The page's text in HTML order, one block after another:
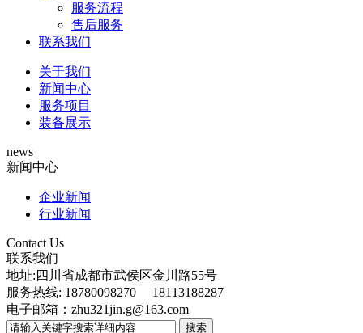
服务流程
售后服务
联系我们
关于我们
新闻中心
服务项目
装备展示
news
新闻中心
企业新闻
行业新闻
Contact Us
联系我们
地址:四川省成都市武侯区金川路55号
服务热线: 18780098270 18113188287
电子邮箱：zhu321jin.g@163.com